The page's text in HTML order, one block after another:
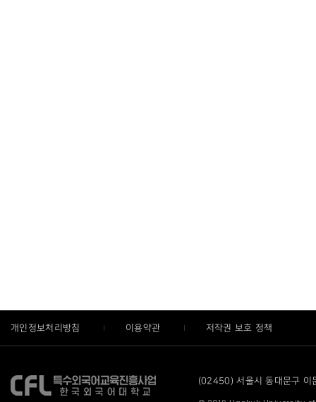
개인정보처리방침 이용약관 저작권 보호 정책
(02450) 서울시 동대문구